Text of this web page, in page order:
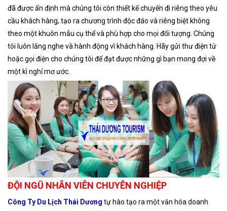
đã được ấn định mà chúng tôi còn thiết kế chuyến đi riêng theo yêu
cầu khách hàng, tạo ra chương trình độc đáo và riêng biệt không
theo một khuôn mẫu cụ thể và phù hợp cho mọi đối tượng. Chúng
tôi luôn lắng nghe và hành động vì khách hàng. Hãy gửi thư điện tử
hoặc gọi điện cho chúng tôi để đạt được những gì bạn mong đợi về
một kì nghỉ mơ ước.
ĐỘI NGŨ NHÂN VIÊN CHUYÊN NGHIỆP
Công Ty Du Lịch Thái Dương tự hào tạo ra một văn hóa doanh